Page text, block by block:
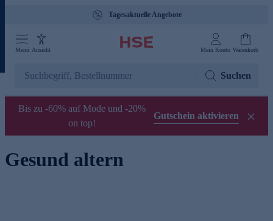
Tagesaktuelle Angebote
Menü Ansicht Mein Konto Warenkorb
Suchen
Bis zu -60% auf Mode und -20%
on top!
Gutschein aktivieren
Gesund altern